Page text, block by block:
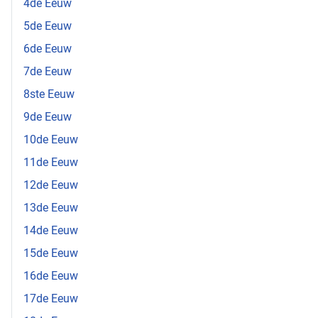
4de Eeuw
5de Eeuw
6de Eeuw
7de Eeuw
8ste Eeuw
9de Eeuw
10de Eeuw
11de Eeuw
12de Eeuw
13de Eeuw
14de Eeuw
15de Eeuw
16de Eeuw
17de Eeuw